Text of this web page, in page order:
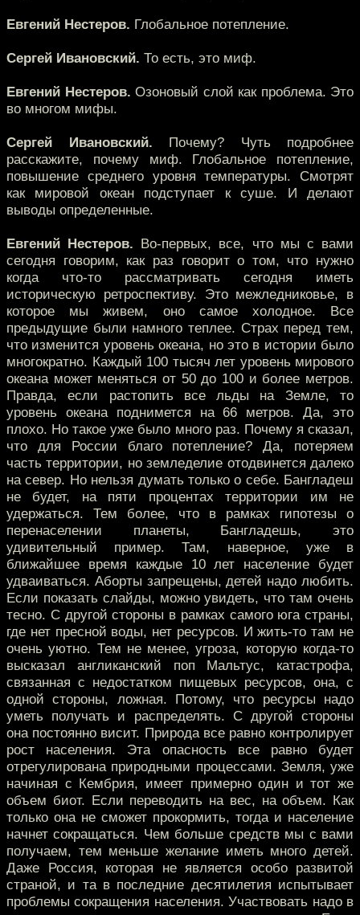
Евгений Нестеров. Глобальное потепление.
Сергей Ивановский. То есть, это миф.
Евгений Нестеров. Озоновый слой как проблема. Это
во многом мифы.
Сергей Ивановский. Почему? Чуть подробнее
расскажите, почему миф. Глобальное потепление,
повышение среднего уровня температуры. Смотрят
как мировой океан подступает к суше. И делают
выводы определенные.
Евгений Нестеров. Во-первых, все, что мы с вами
сегодня говорим, как раз говорит о том, что нужно
когда что-то рассматривать сегодня иметь
историческую ретроспективу. Это межледниковье, в
которое мы живем, оно самое холодное. Все
предыдущие были намного теплее. Страх перед тем,
что изменится уровень океана, но это в истории было
многократно. Каждый 100 тысяч лет уровень мирового
океана может меняться от 50 до 100 и более метров.
Правда, если растопить все льды на Земле, то
уровень океана поднимется на 66 метров. Да, это
плохо. Но такое уже было много раз. Почему я сказал,
что для России благо потепление? Да, потеряем
часть территории, но земледелие отодвинется далеко
на север. Но нельзя думать только о себе. Бангладеш
не будет, на пяти процентах территории им не
удержаться. Тем более, что в рамках гипотезы о
перенаселении планеты, Бангладешь, это
удивительный пример. Там, наверное, уже в
ближайшее время каждые 10 лет население будет
удваиваться. Аборты запрещены, детей надо любить.
Если показать слайды, можно увидеть, что там очень
тесно. С другой стороны в рамках самого юга страны,
где нет пресной воды, нет ресурсов. И жить-то там не
очень уютно. Тем не менее, угроза, которую когда-то
высказал англиканский поп Мальтус, катастрофа,
связанная с недостатком пищевых ресурсов, она, с
одной стороны, ложная. Потому, что ресурсы надо
уметь получать и распределять. С другой стороны
она постоянно висит. Природа все равно контролирует
рост населения. Эта опасность все равно будет
отрегулирована природными процессами. Земля, уже
начиная с Кембрия, имеет примерно один и тот же
объем биот. Если переводить на вес, на объем. Как
только она не сможет прокормить, тогда и население
начнет сокращаться. Чем больше средств мы с вами
получаем, тем меньше желание иметь много детей.
Даже Россия, которая не является особо развитой
страной, и та в последние десятилетия испытывает
проблемы сокращения населения. Участвовать надо в